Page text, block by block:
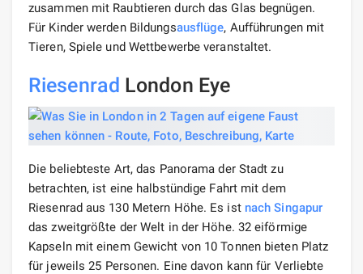
zusammen mit Raubtieren durch das Glas begnügen.
Für Kinder werden Bildungsausflüge, Aufführungen mit
Tieren, Spiele und Wettbewerbe veranstaltet.
Riesenrad London Eye
Die beliebteste Art, das Panorama der Stadt zu
betrachten, ist eine halbstündige Fahrt mit dem
Riesenrad aus 130 Metern Höhe. Es ist nach Singapur
das zweitgrößte der Welt in der Höhe. 32 eiförmige
Kapseln mit einem Gewicht von 10 Tonnen bieten Platz
für jeweils 25 Personen. Eine davon kann für Verliebte